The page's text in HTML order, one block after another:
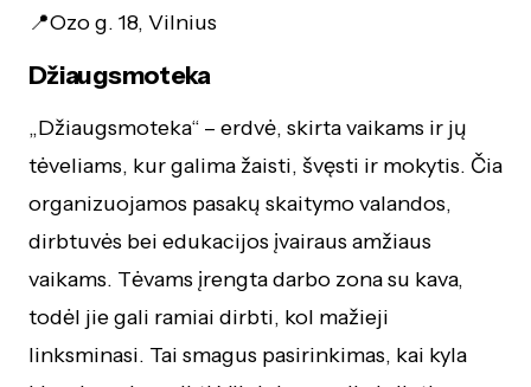
📍Ozo g. 18, Vilnius
Džiaugsmoteka
„Džiaugsmoteka“ – erdvė, skirta vaikams ir jų
tėveliams, kur galima žaisti, švęsti ir mokytis. Čia
organizuojamos pasakų skaitymo valandos,
dirbtuvės bei edukacijos įvairaus amžiaus
vaikams. Tėvams įrengta darbo zona su kava,
todėl jie gali ramiai dirbti, kol mažieji
linksminasi. Tai smagus pasirinkimas, kai kyla